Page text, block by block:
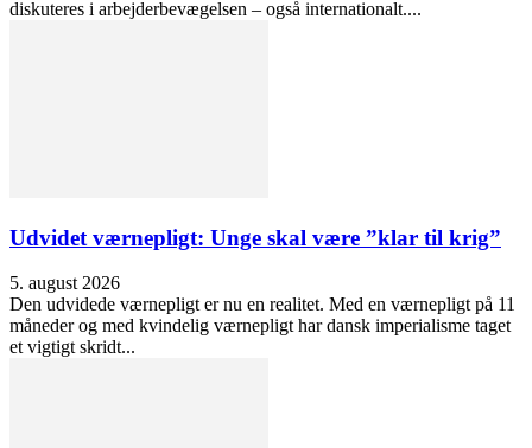
diskuteres i arbejderbevægelsen – også internationalt....
Udvidet værnepligt: Unge skal være ”klar til krig”
5. august 2026
Den udvidede værnepligt er nu en realitet. Med en værnepligt på 11
måneder og med kvindelig værnepligt har dansk imperialisme taget
et vigtigt skridt...